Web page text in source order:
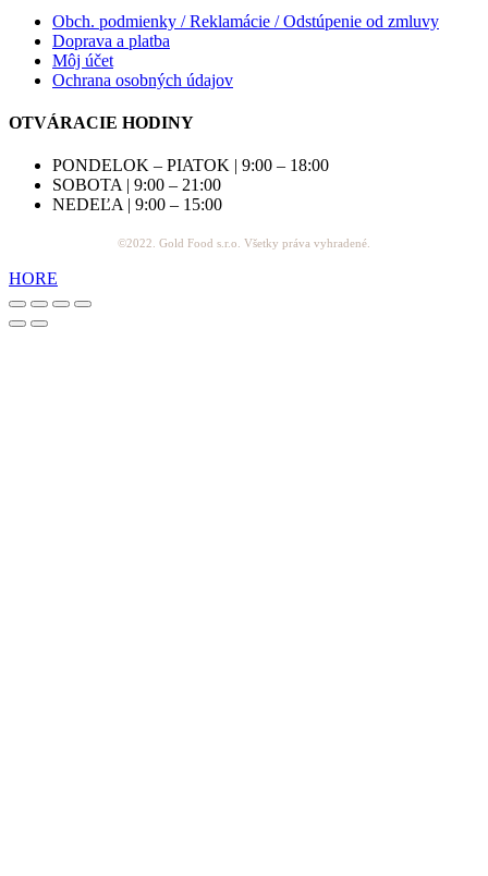
Obch. podmienky / Reklamácie / Odstúpenie od zmluvy
Doprava a platba
Môj účet
Ochrana osobných údajov
OTVÁRACIE HODINY
PONDELOK – PIATOK | 9:00 – 18:00
SOBOTA | 9:00 – 21:00
NEDEĽA | 9:00 – 15:00
©2022. Gold Food s.r.o. Všetky práva vyhradené.
HORE